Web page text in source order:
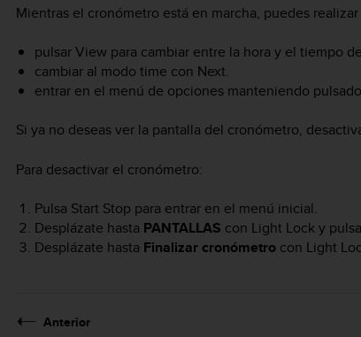
Mientras el cronómetro está en marcha, puedes
pulsarView para cambiar entre la hora y el tiempo
cambiar al modo time con Next.
entrar en el menú de opciones manteniendo pulsado
Si ya no deseas ver la pantalla del cronómetro,
Para desactivar el cronómetro:
Pulsa Start Stop para entrar en el menú inicial.
Desplázate hasta PANTALLAS con Light Locky pulsa
Desplázate hasta Finalizar cronómetrocon Light
Anterior